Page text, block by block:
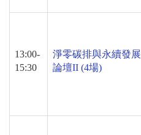
13:00-
15:30
淨零碳排與永續發展
論壇II (4場)